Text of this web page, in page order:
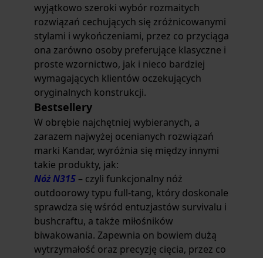
wyjątkowo szeroki wybór rozmaitych
rozwiązań cechujących się zróżnicowanymi
stylami i wykończeniami, przez co przyciąga
ona zarówno osoby preferujące klasyczne i
proste wzornictwo, jak i nieco bardziej
wymagających klientów oczekujących
oryginalnych konstrukcji.
Bestsellery
W obrębie najchętniej wybieranych, a
zarazem najwyżej ocenianych rozwiązań
marki Kandar, wyróżnia się między innymi
takie produkty, jak:
Nóż N315 – czyli funkcjonalny nóż
outdoorowy typu full-tang, który doskonale
sprawdza się wśród entuzjastów survivalu i
bushcraftu, a także miłośników
biwakowania. Zapewnia on bowiem dużą
wytrzymałość oraz precyzję cięcia, przez co